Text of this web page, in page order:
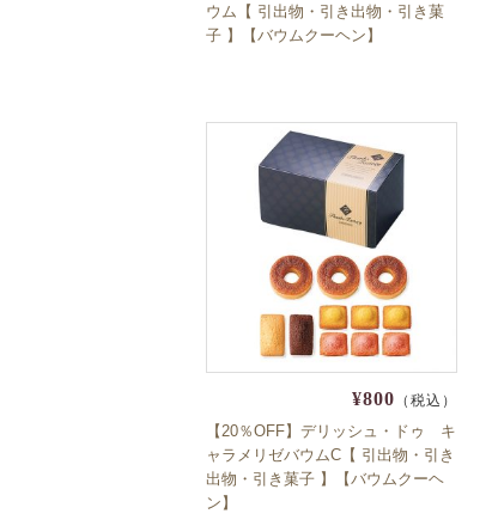
ウム【 引出物・引き出物・引き菓
子 】【バウムクーヘン】
¥800 （税込）
【20％OFF】デリッシュ・ドゥ キ
ャラメリゼバウムC【 引出物・引き
出物・引き菓子 】【バウムクーヘ
ン】